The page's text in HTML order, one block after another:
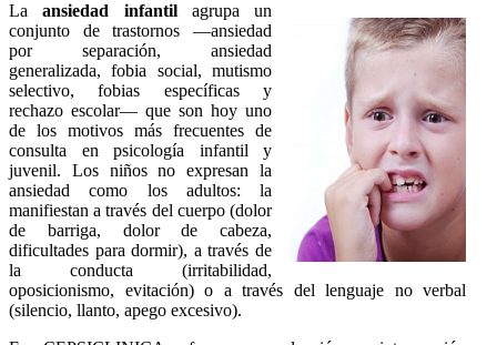
Laansiedad infantilagrupa un
conjunto de trastornos —ansiedad
por separación, ansiedad
generalizada, fobia social, mutismo
selectivo, fobias específicas y
rechazo escolar— que son hoy uno
de los motivos más frecuentes de
consulta en psicología infantil y
juvenil. Los niños no expresan la
ansiedad como los adultos: la
manifiestan a través del cuerpo (dolor
de barriga, dolor de cabeza,
dificultades para dormir), a través de
la conducta (irritabilidad,
oposicionismo, evitación) o a través del lenguaje no verbal
(silencio, llanto, apego excesivo).